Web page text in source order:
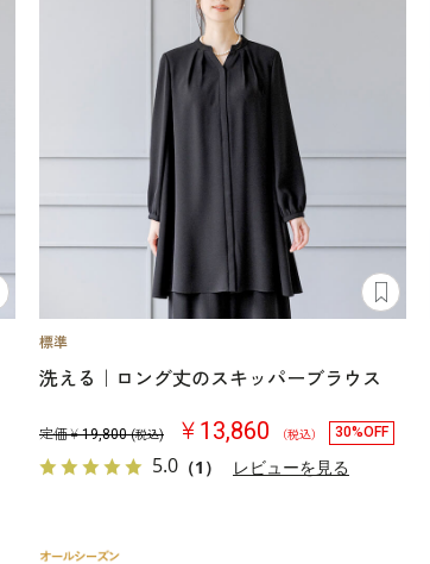
洗える｜ロング丈のスキッパーブラウス
定価￥19,800 (税込) ￥13,860 （税込） 30%OFF
5.0（1） レビューを見る